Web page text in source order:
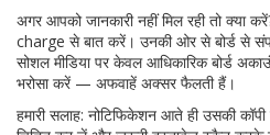
अगर आपको जानकारी नहीं मिल रही तो क्या
charge से बात करें। उनकी ओर से बोर्ड से
सोशल मीडिया पर केवल आधिकारिक बोर्ड
भरोसा करें — अफवाहें अक्सर फैलती हैं।
हमारी सलाह: नोटिफिकेशन आते ही उसकी